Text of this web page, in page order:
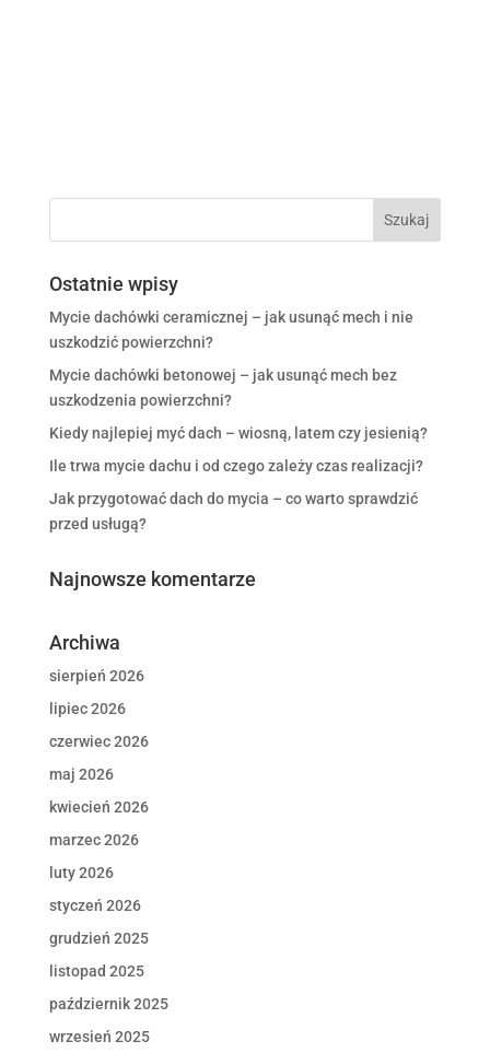
Ostatnie wpisy
Mycie dachówki ceramicznej – jak usunąć mech i nie
uszkodzić powierzchni?
Mycie dachówki betonowej – jak usunąć mech bez
uszkodzenia powierzchni?
Kiedy najlepiej myć dach – wiosną, latem czy jesienią?
Ile trwa mycie dachu i od czego zależy czas realizacji?
Jak przygotować dach do mycia – co warto sprawdzić
przed usługą?
Najnowsze komentarze
Archiwa
sierpień 2026
lipiec 2026
czerwiec 2026
maj 2026
kwiecień 2026
marzec 2026
luty 2026
styczeń 2026
grudzień 2025
listopad 2025
październik 2025
wrzesień 2025